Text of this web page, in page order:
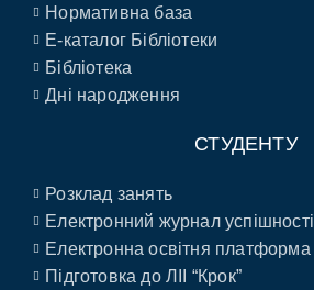
Нормативна база
E-каталог Бібліотеки
Бібліотека
Дні народження
СТУДЕНТУ
Розклад занять
Електронний журнал успішності
Електронна освітня платформа
Підготовка до ЛІІ “Крок”